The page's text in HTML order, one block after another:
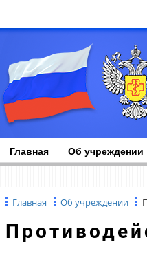
Главная Об учреждении
Главная Об учреждении